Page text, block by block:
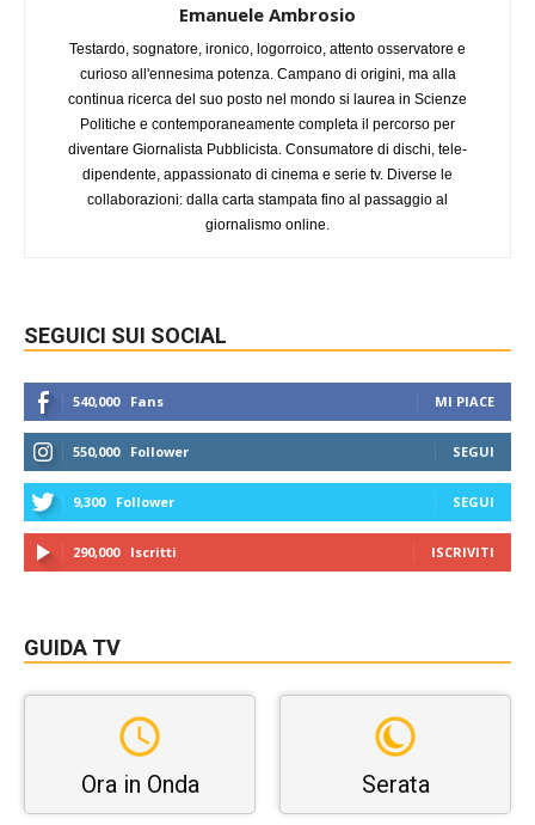
Emanuele Ambrosio
Testardo, sognatore, ironico, logorroico, attento osservatore e
curioso all'ennesima potenza. Campano di origini, ma alla
continua ricerca del suo posto nel mondo si laurea in Scienze
Politiche e contemporaneamente completa il percorso per
diventare Giornalista Pubblicista. Consumatore di dischi, tele-
dipendente, appassionato di cinema e serie tv. Diverse le
collaborazioni: dalla carta stampata fino al passaggio al
giornalismo online.
SEGUICI SUI SOCIAL
540,000 Fans MI PIACE
550,000 Follower SEGUI
9,300 Follower SEGUI
290,000 Iscritti ISCRIVITI
GUIDA TV
Ora in Onda Serata